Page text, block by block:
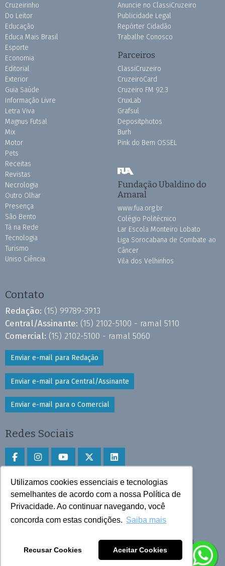
Utilizamos cookies essenciais e tecnologias
semelhantes de acordo com a nossa Política de
Privacidade. Ao continuar navegando, você
concorda com estas condições. Saiba mais
Recusar Cookies Aceitar Cookies
Cruzeirinho
Do Leitor
Educação
Educa Mais Brasil
Esporte
Economia
Editorial
Exterior
Guia Saúde
Informação Livre
Letra Viva
Magnus Futsal
Mix
Motor
Pets
Receitas
Revistas
Necrologia
Outro Olhar
Presença
São Bento
Tá na Rede
Tecnologia
Turismo
Uniso Ciência
Anuncie no ClassiCruzeiro
Publicidade Legal
Repórter Cidadão
Trabalhe Conosco
Parceiros
ClassiCruzeiro
CruzeiroCard
Cruzeiro FM 92.3
CruxLab
Grafsul
Depositphotos
Burh
Pink do Bem OSSEL
Fundação Ubaldino do
Amaral
www.fua.org.br
Colégio Politécnico
Lar Escola Monteiro Lobato
Liga Sorocabana de Combate ao
Câncer
Vila dos Velhinhos
Contato
Redação: (15) 99789-3913
Central/Assinante: (15) 2102-5100 - ramal 5110
Comercial: (15) 2102-5100 - ramal 5060
Enviar e-mail para Redação
Enviar e-mail para Central/Assinante
Enviar e-mail para o Comercial
Redes Sociais
Faça download do aplicativo
Play Store e App Store
Todos os direitos reservados © 2025 Cruzeiro do Sul